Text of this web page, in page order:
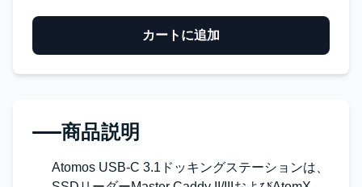
カートに追加
商品説明
Atomos USB-C 3.1ドッキングステーションは、